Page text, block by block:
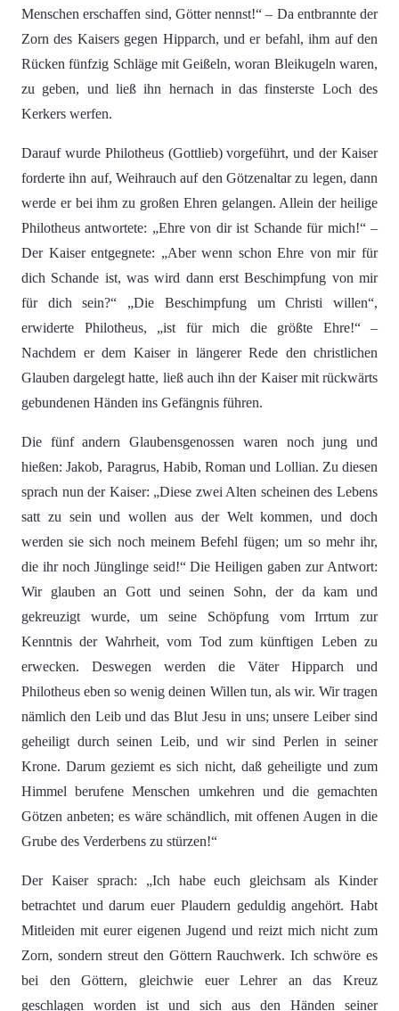
Menschen erschaffen sind, Götter nennst!“ – Da entbrannte der
Zorn des Kaisers gegen Hipparch, und er befahl, ihm auf den
Rücken fünfzig Schläge mit Geißeln, woran Bleikugeln waren,
zu geben, und ließ ihn hernach in das finsterste Loch des
Kerkers werfen.
Darauf wurde Philotheus (Gottlieb) vorgeführt, und der Kaiser
forderte ihn auf, Weihrauch auf den Götzenaltar zu legen, dann
werde er bei ihm zu großen Ehren gelangen. Allein der heilige
Philotheus antwortete: „Ehre von dir ist Schande für mich!“ –
Der Kaiser entgegnete: „Aber wenn schon Ehre von mir für
dich Schande ist, was wird dann erst Beschimpfung von mir
für dich sein?“ „Die Beschimpfung um Christi willen“,
erwiderte Philotheus, „ist für mich die größte Ehre!“ –
Nachdem er dem Kaiser in längerer Rede den christlichen
Glauben dargelegt hatte, ließ auch ihn der Kaiser mit rückwärts
gebundenen Händen ins Gefängnis führen.
Die fünf andern Glaubensgenossen waren noch jung und
hießen: Jakob, Paragrus, Habib, Roman und Lollian. Zu diesen
sprach nun der Kaiser: „Diese zwei Alten scheinen des Lebens
satt zu sein und wollen aus der Welt kommen, und doch
werden sie sich noch meinem Befehl fügen; um so mehr ihr,
die ihr noch Jünglinge seid!“ Die Heiligen gaben zur Antwort:
Wir glauben an Gott und seinen Sohn, der da kam und
gekreuzigt wurde, um seine Schöpfung vom Irrtum zur
Kenntnis der Wahrheit, vom Tod zum künftigen Leben zu
erwecken. Deswegen werden die Väter Hipparch und
Philotheus eben so wenig deinen Willen tun, als wir. Wir tragen
nämlich den Leib und das Blut Jesu in uns; unsere Leiber sind
geheiligt durch seinen Leib, und wir sind Perlen in seiner
Krone. Darum geziemt es sich nicht, daß geheiligte und zum
Himmel berufene Menschen umkehren und die gemachten
Götzen anbeten; es wäre schändlich, mit offenen Augen in die
Grube des Verderbens zu stürzen!“
Der Kaiser sprach: „Ich habe euch gleichsam als Kinder
betrachtet und darum euer Plaudern geduldig angehört. Habt
Mitleiden mit eurer eigenen Jugend und reizt mich nicht zum
Zorn, sondern streut den Göttern Rauchwerk. Ich schwöre es
bei den Göttern, gleichwie euer Lehrer an das Kreuz
geschlagen worden ist und sich aus den Händen seiner